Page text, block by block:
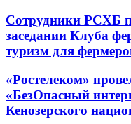
Сотрудники РСХБ
заседании Клуба
туризм для
«Ростелеком»
«БезОпасный
Кенозерского